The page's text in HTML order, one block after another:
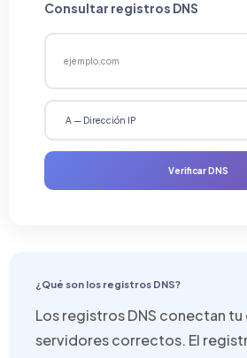
Consultar registros DNS
Verificar DNS
¿Qué son los registros DNS?
Los registros DNS conectan
servidores correctos. El